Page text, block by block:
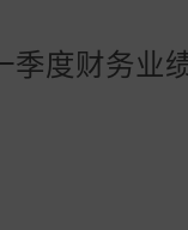
业务，辅以全球盈利增
调整我们的业务以适
合的优势驱动的卓越的
推进技术，旨在加速增
季度财务业